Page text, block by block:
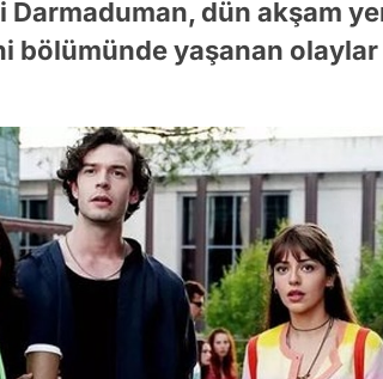
Darmaduman, dün akşam
bölümünde yaşanan